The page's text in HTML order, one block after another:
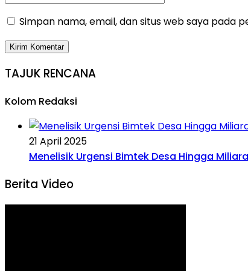
Simpan nama, email, dan situs web saya pada
TAJUK RENCANA
Kolom Redaksi
21 April 2025
Menelisik Urgensi Bimtek Desa Hingga
Berita Video